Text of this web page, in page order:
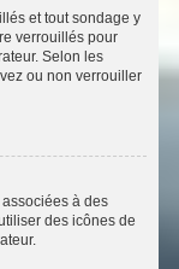
et tout sondage y
verrouillés pour
Selon les
ou non verrouiller
à des
des icônes de